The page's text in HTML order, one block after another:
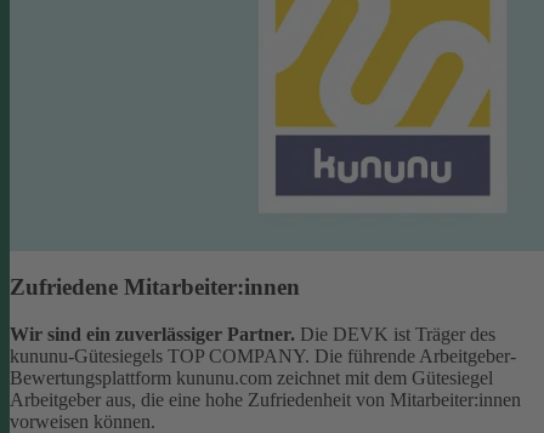
Zufriedene Mitarbeiter:innen
Wir sind ein zuverlässiger Partner. Die DEVK ist Träger des
kununu-Gütesiegels TOP COMPANY. Die führende Arbeitgeber-
Bewertungsplattform kununu.com zeichnet mit dem Gütesiegel
Arbeitgeber aus, die eine hohe Zufriedenheit von Mitarbeiter:innen
vorweisen können.